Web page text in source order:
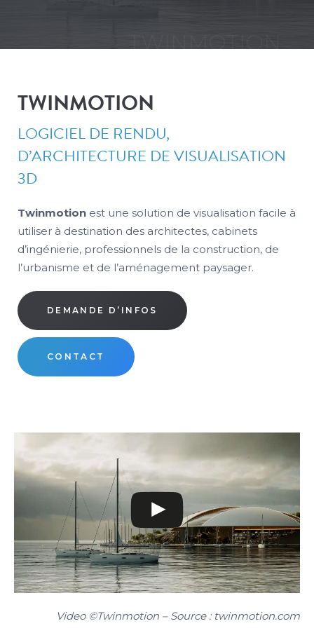
TWINMOTION
TWINMOTION
LOGICIEL DE RENDU,
D’ARCHITECTURE DE VISUALISATION
3D
Twinmotionest une solution de visualisation facile à
utiliser à destination des architectes, cabinets
d’ingénierie, professionnels de la construction, de
l’urbanisme et de l’aménagement paysager.
DEMANDE D’INFOS
CONTACT
Video ©Twinmotion – Source : twinmotion.com